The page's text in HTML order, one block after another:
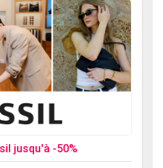
jusqu'à -50%